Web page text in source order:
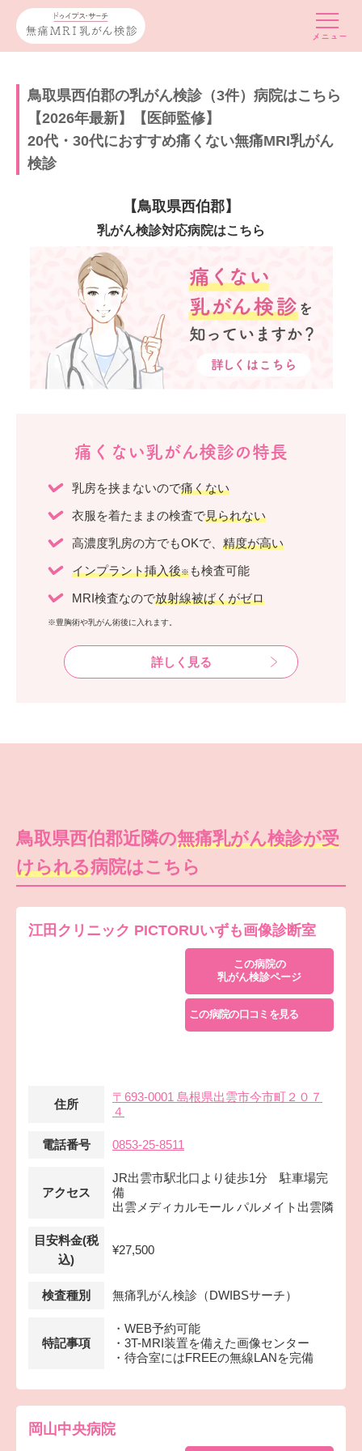
鳥取県西伯郡の乳がん検診（3件）病院はこちら
【2026年最新】【医師監修】
20代・30代におすすめ痛くない無痛MRI乳がん
検診
【鳥取県西伯郡】
乳がん検診対応病院はこちら
痛くない乳がん検診の特長
乳房を挟まないので痛くない
衣服を着たままの検査で見られない
高濃度乳房の方でもOKで、 精度が高い
インプラント挿入後※ も検査可能
MRI検査なので放射線被ばくがゼロ
※豊胸術や乳がん術後に入れます。
詳しく見る
鳥取県西伯郡近隣の無痛乳がん検診が受
けられる病院はこちら
江田クリニック PICTORUいずも画像診断室
この病院の
乳がん検診ページ
この病院の口コミを見る
住所
〒693-0001 島根県出雲市今市町２０７
４
電話番号 0853-25-8511
アクセス
JR出雲市駅北口より徒歩1分 駐車場完
備
出雲メディカルモール パルメイト出雲隣
目安料金(税
込)
¥27,500
検査種別 無痛乳がん検診（DWIBSサーチ）
特記事項
・WEB予約可能
・3T-MRI装置を備えた画像センター
・待合室にはFREEの無線LANを完備
岡山中央病院